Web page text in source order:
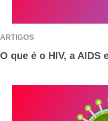
ARTIGOS
O que é o HIV, a AIDS